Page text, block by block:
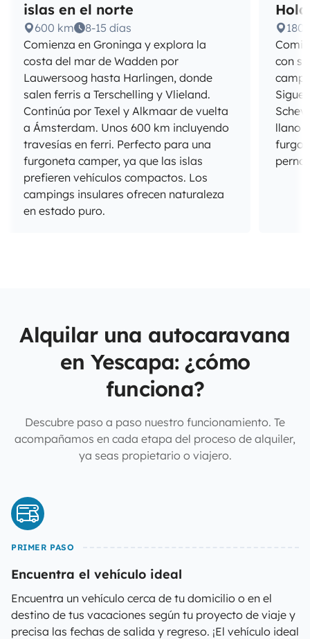
islas en el norte
600 km
8-15 días
Comienza en Groninga y explora la
costa del mar de Wadden por
Lauwersoog hasta Harlingen, donde
salen ferris a Terschelling y Vlieland.
Continúa por Texel y Alkmaar de vuelta
a Ámsterdam. Unos 600 km incluyendo
travesías en ferri. Perfecto para una
furgoneta camper, ya que las islas
prefieren vehículos compactos. Los
campings insulares ofrecen naturaleza
en estado puro.
180
con
Sigue
llano
Alquilar una autocaravana
en Yescapa: ¿cómo
funciona?
Descubre paso a paso nuestro funcionamiento. Te
acompañamos en cada etapa del proceso de alquiler,
ya seas propietario o viajero.
PRIMER PASO
Encuentra el vehículo ideal
Encuentra un vehículo cerca de tu domicilio o en el
destino de tus vacaciones según tu proyecto de viaje y
precisa las fechas de salida y regreso. ¡El vehículo ideal